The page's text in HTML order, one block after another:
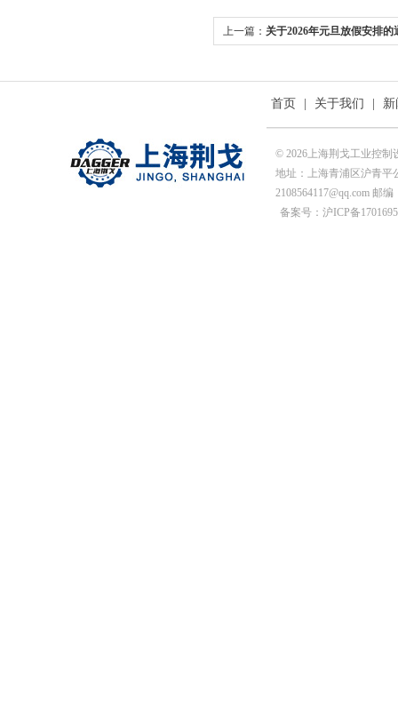
上一篇： 关于2026年元旦放假安排的
首页 关于我们
© 2026上海荆戈工业控制
地址：上海青浦区沪青平
2108564117@qq.com 邮编
备案号：沪ICP备